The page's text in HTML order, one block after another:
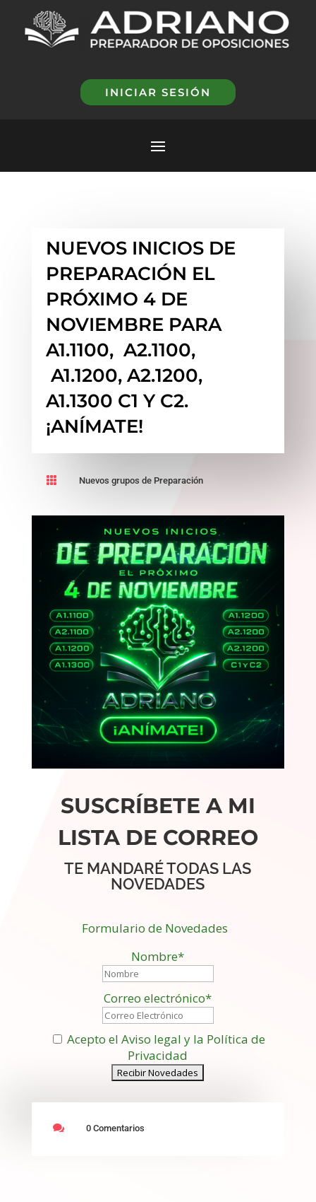
INICIAR SESIÓN
NUEVOS INICIOS DE
PREPARACIÓN EL
PRÓXIMO 4 DE
NOVIEMBRE PARA
A1.1100, A2.1100,
A1.1200, A2.1200,
A1.1300 C1 Y C2.
¡ANÍMATE!
 Nuevos grupos de Preparación
SUSCRÍBETE A MI
LISTA DE CORREO
TE MANDARÉ TODAS LAS
NOVEDADES
Formulario de Novedades
Nombre*
Correo electrónico*
Acepto el Aviso legal y la Política de
Privacidad
 0 Comentarios